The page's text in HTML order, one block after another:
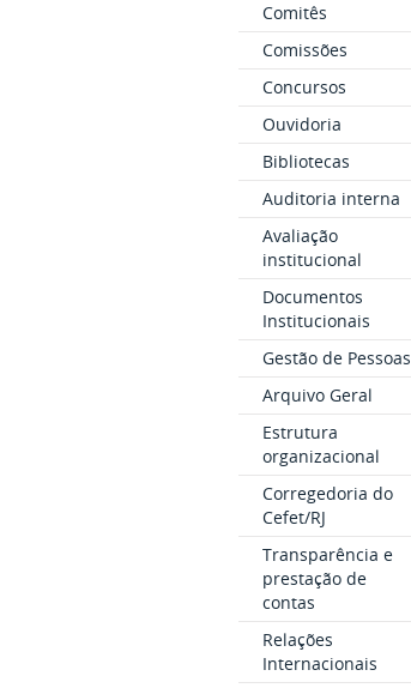
Comitês
Comissões
Concursos
Ouvidoria
Bibliotecas
Auditoria interna
Avaliação
institucional
Documentos
Institucionais
Gestão de Pessoas
Arquivo Geral
Estrutura
organizacional
Corregedoria do
Cefet/RJ
Transparência e
prestação de
contas
Relações
Internacionais